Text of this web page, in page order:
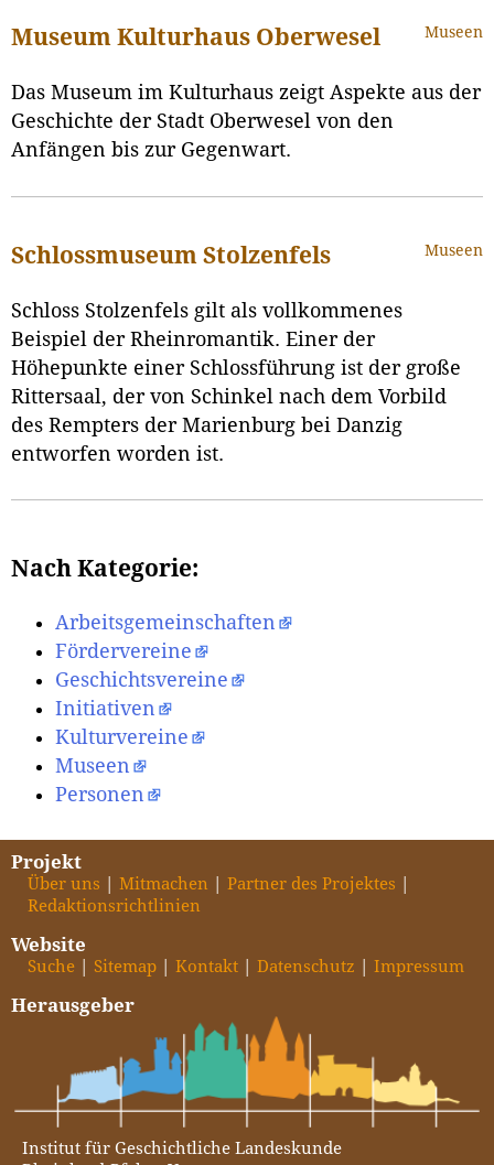
Museen
Museum Kulturhaus Oberwesel
Das Museum im Kulturhaus zeigt Aspekte aus der
Geschichte der Stadt Oberwesel von den
Anfängen bis zur Gegenwart.
Museen
Schlossmuseum Stolzenfels
Schloss Stolzenfels gilt als vollkommenes
Beispiel der Rheinromantik. Einer der
Höhepunkte einer Schlossführung ist der große
Rittersaal, der von Schinkel nach dem Vorbild
des Rempters der Marienburg bei Danzig
entworfen worden ist.
Nach Kategorie:
Arbeitsgemeinschaften
Fördervereine
Geschichtsvereine
Initiativen
Kulturvereine
Museen
Personen
Projekt
Über uns Mitmachen
Partner des Projektes
Redaktionsrichtlinien
Website
Suche Sitemap Kontakt Datenschutz Impressum
Herausgeber
Institut für Geschichtliche Landeskunde